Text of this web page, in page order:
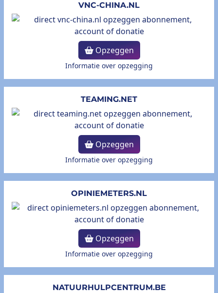
VNC-CHINA.NL
Opzeggen
Informatie over opzegging
TEAMING.NET
Opzeggen
Informatie over opzegging
OPINIEMETERS.NL
Opzeggen
Informatie over opzegging
NATUURHULPCENTRUM.BE